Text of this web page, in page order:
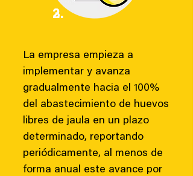
2.
3.
La empresa empieza a
implementar y avanza
gradualmente hacia el 100%
del abastecimiento de huevos
libres de jaula en un plazo
determinado, reportando
periódicamente, al menos de
forma anual este avance por